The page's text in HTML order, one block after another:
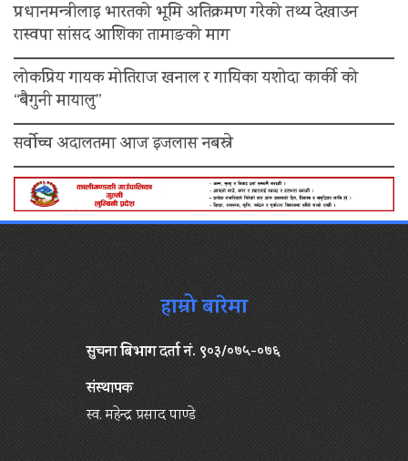
प्रधानमन्त्रीलाइ भारतको भूमि अतिक्रमण गरेको तथ्य देखाउन
रास्वपा सांसद आशिका तामाङको माग
लोकप्रिय गायक मोतिराज खनाल र गायिका यशोदा कार्की को
“बैगुनी मायालु”
सर्वोच्च अदालतमा आज इजलास नबस्ने
हाम्रो बारेमा
सुचना बिभाग दर्ता नं. ९०३/०७५-०७६
संस्थापक
स्व. महेन्द्र प्रसाद पाण्डे